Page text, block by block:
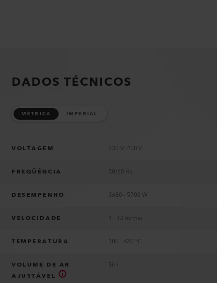
DADOS TÉCNICOS
MÉTRICA IMPERIAL
VOLTAGEM 230 V; 400 V
FREQÜÊNCIA 50/60 Hz
DESEMPENHO 3680 - 5700 W
VELOCIDADE 1 - 12 m/min
TEMPERATURA 100 - 620 °C
VOLUME DE AR
AJUSTÁVEL
Sim